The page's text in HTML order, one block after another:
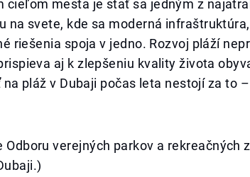
cieľom mesta je stať sa jedným z
na svete, kde sa moderná
riešenia spoja v jedno. Rozvoj pláží
aj k zlepšeniu kvality života
pláž v Dubaji počas leta nestojí za to
Odboru verejných parkov a rekreačných